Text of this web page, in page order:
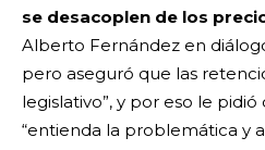
se desacoplen de los
Alberto Fernández en
pero aseguró que las
legislativo”, y por eso le
“entienda la problemática y